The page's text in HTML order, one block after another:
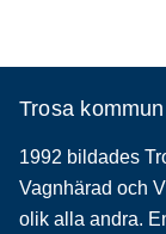
Trosa kommun
1992 bildades
Vagnhärad och
olik alla andra.